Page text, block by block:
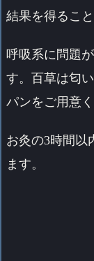
結果を得るこ
呼吸系に問題
す。百草は匂
パンをご用意く
お灸の3時間以
ます。